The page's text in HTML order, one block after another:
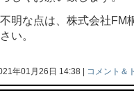
明な点は、株式会社FM
い。
年01月26日 14:38 | コメント＆